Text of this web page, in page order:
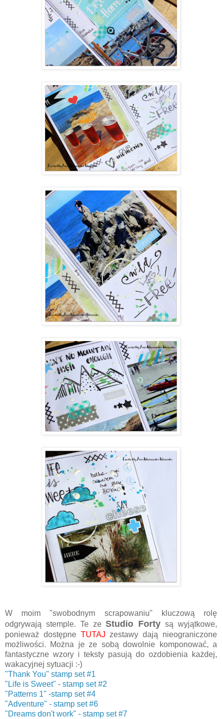
W moim "swobodnym scrapowaniu" kluczową rolę
odgrywają stemple. Te zeStudio Forty są wyjątkowe,
ponieważ dostępne TUTAJ zestawy dają nieograniczone
możliwości. Można je ze sobą dowolnie komponować, a
fantastyczne wzory i teksty pasują do ozdobienia każdej,
wakacyjnej sytuacji :-)
"Thank You" stamp set #1
"Life is Sweet" - stamp set #2
"Patterns 1" -stamp set #4
"Adventure" - stamp set #6
"Dreams don't work" - stamp set #7